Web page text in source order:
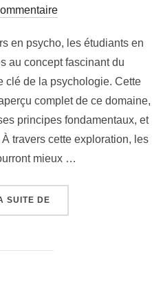
le
en psycho, les étudiants en
au concept fascinant du
clé de la psychologie. Cette
complet de ce domaine,
principes fondamentaux, et
travers cette exploration, les
mieux …
SUITE DE